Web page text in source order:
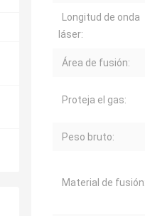
Longitud de onda
láser:
Área de fusión:
Proteja el gas:
Peso bruto:
Material de fusión: